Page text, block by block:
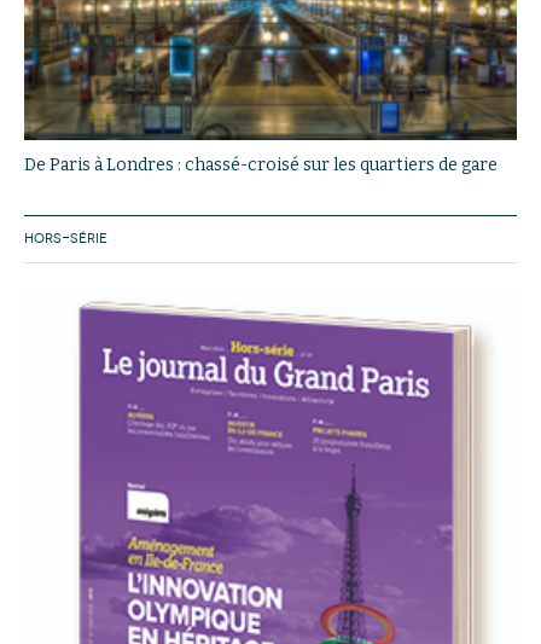
De Paris à Londres : chassé-croisé sur les quartiers de gare
HORS-SÉRIE